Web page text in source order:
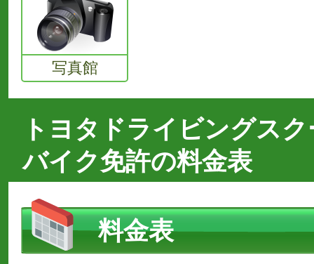
写真館
トヨタドライビングス
バイク免許の料金表
料金表